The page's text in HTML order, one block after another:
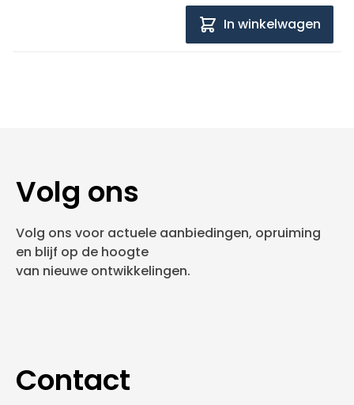
In winkelwagen
Volg ons
Volg ons voor actuele aanbiedingen, opruiming
en blijf op de hoogte
van nieuwe ontwikkelingen.
Contact